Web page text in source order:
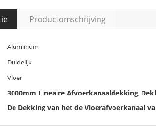
Productomschrijving
Aluminium
Duidelijk
Vloer
3000mm Lineaire Afvoerkanaaldekking,
De Dekking van het de Vloerafvoerkanaal